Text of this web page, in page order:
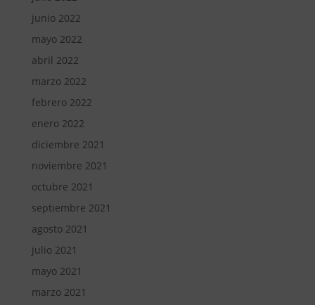
junio 2022
mayo 2022
abril 2022
marzo 2022
febrero 2022
enero 2022
diciembre 2021
noviembre 2021
octubre 2021
septiembre 2021
agosto 2021
julio 2021
mayo 2021
marzo 2021